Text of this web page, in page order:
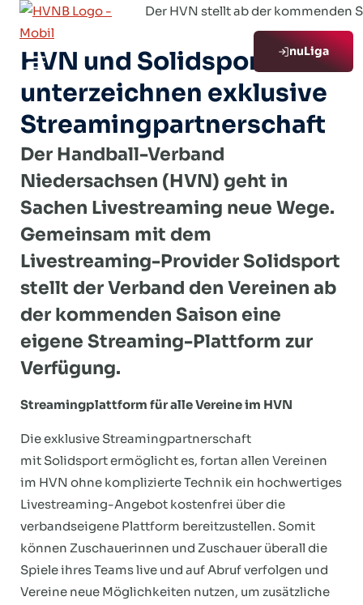
Zum
Inhalt
springen
nuLiga
Der HVN stellt ab der kommenden
HVN und Solidsport
unterzeichnen exklusive
Streamingpartnerschaft
Der Handball-Verband
Niedersachsen (HVN) geht in
Sachen Livestreaming neue Wege.
Gemeinsam mit dem
Livestreaming-Provider Solidsport
stellt der Verband den Vereinen ab
der kommenden Saison eine
eigene Streaming-Plattform zur
Verfügung.
Streamingplattform für alle Vereine im HVN
Die exklusive Streamingpartnerschaft
mit Solidsport ermöglicht es, fortan allen Vereinen
im HVN ohne komplizierte Technik ein hochwertiges
Livestreaming-Angebot kostenfrei über die
verbandseigene Plattform bereitzustellen. Somit
können Zuschauerinnen und Zuschauer überall die
Spiele ihres Teams live und auf Abruf verfolgen und
Vereine neue Möglichkeiten nutzen, um zusätzliche